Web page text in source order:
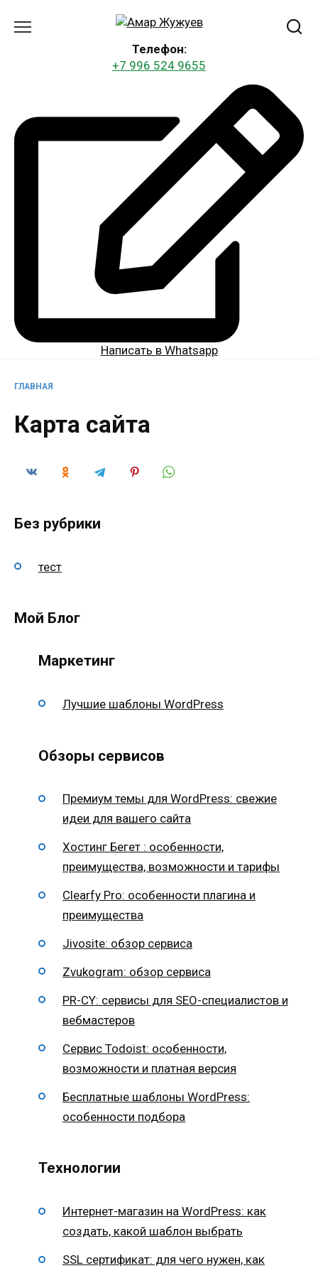
Телефон:
+7 996 524 9655
Написать в Whatsapp
ГЛАВНАЯ
Карта сайта
Без рубрики
тест
Мой Блог
Маркетинг
Лучшие шаблоны WordPress
Обзоры сервисов
Премиум темы для WordPress: свежие
идеи для вашего сайта
Хостинг Бегет : особенности,
преимущества, возможности и тарифы
Clearfy Pro: особенности плагина и
преимущества
Jivosite: обзор сервиса
Zvukogram: обзор сервиса
PR-CY: сервисы для SEO-специалистов и
вебмастеров
Сервис Todoist: особенности,
возможности и платная версия
Бесплатные шаблоны WordPress:
особенности подбора
Технологии
Интернет-магазин на WordPress: как
создать, какой шаблон выбрать
SSL сертификат: для чего нужен, как